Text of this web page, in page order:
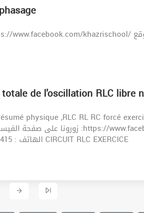
de l'oscillation RLC libre
physique ,RLC RL RC forcé
الموقع :khazrischool.com الهاتف : 21923415 CIRCUIT RLC EXERCICE